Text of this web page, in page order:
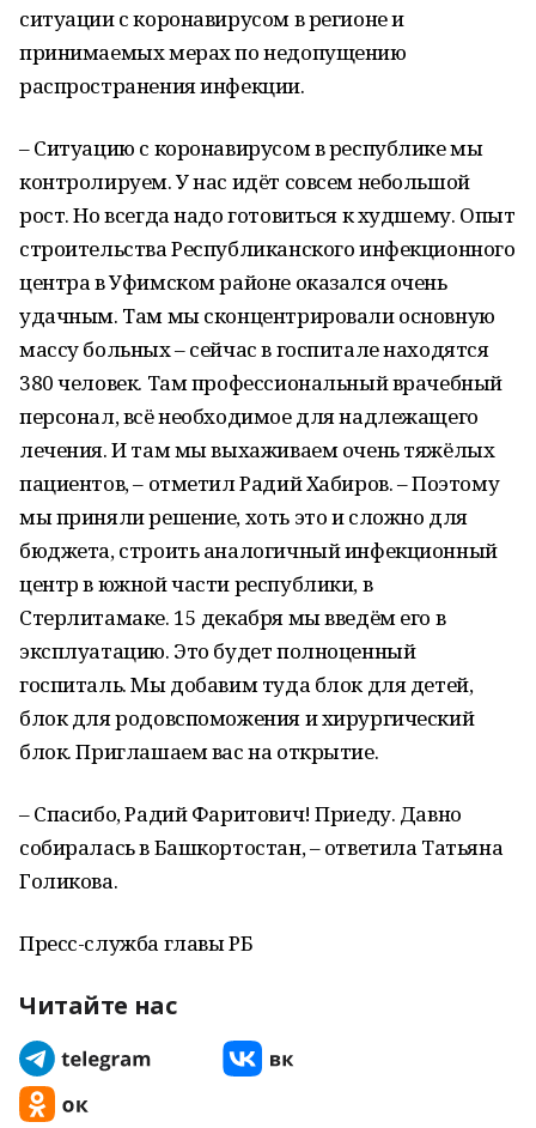
ситуации с коронавирусом в регионе и
принимаемых мерах по недопущению
распространения инфекции.
– Ситуацию с коронавирусом в республике мы
контролируем. У нас идёт совсем небольшой
рост. Но всегда надо готовиться к худшему. Опыт
строительства Республиканского инфекционного
центра в Уфимском районе оказался очень
удачным. Там мы сконцентрировали основную
массу больных – сейчас в госпитале находятся
380 человек. Там профессиональный врачебный
персонал, всё необходимое для надлежащего
лечения. И там мы выхаживаем очень тяжёлых
пациентов, – отметил Радий Хабиров. – Поэтому
мы приняли решение, хоть это и сложно для
бюджета, строить аналогичный инфекционный
центр в южной части республики, в
Стерлитамаке. 15 декабря мы введём его в
эксплуатацию. Это будет полноценный
госпиталь. Мы добавим туда блок для детей,
блок для родовспоможения и хирургический
блок. Приглашаем вас на открытие.
– Спасибо, Радий Фаритович! Приеду. Давно
собиралась в Башкортостан, – ответила Татьяна
Голикова.
Пресс-служба главы РБ
Читайте нас